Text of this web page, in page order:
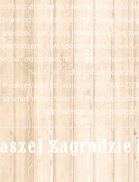
z dziećmi to świetna okazja do
i szacunku do świata
i zaczynają interesować się
– w sposób
od pośpiechu, a czasem nawet
Nasz cel: rozbudzić zoologiczną
Podkreślamy to jasno: NIE
u nas eksponatem. Są częścią
odpowiedzialnego
Zagrodzie